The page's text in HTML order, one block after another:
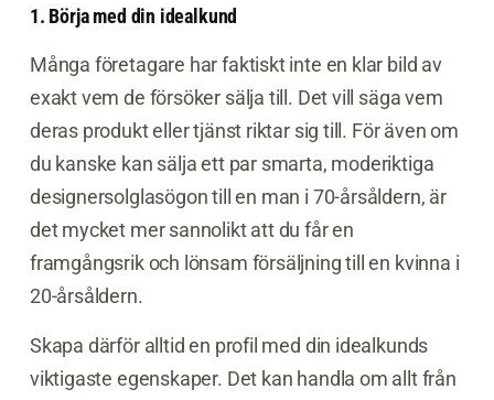
1. Börja med din idealkund
Många företagare har faktiskt inte en klar bild av
exakt vem de försöker sälja till. Det vill säga vem
deras produkt eller tjänst riktar sig till. För även om
du kanske kan sälja ett par smarta, moderiktiga
designersolglasögon till en man i 70-årsåldern, är
det mycket mer sannolikt att du får en
framgångsrik och lönsam försäljning till en kvinna i
20-årsåldern.
Skapa därför alltid en profil med din idealkunds
viktigaste egenskaper. Det kan handla om allt från